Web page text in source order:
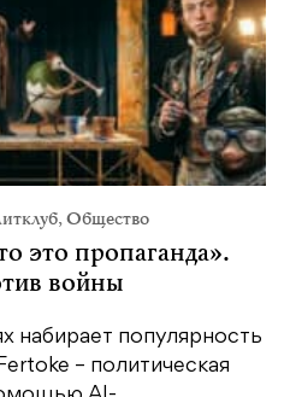
,Общество
это пропаганда».
войны
набирает популярность
– политическая